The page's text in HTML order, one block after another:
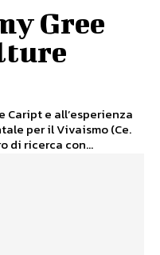
Gree
Caript e all’esperienza
per il Vivaismo (Ce.
di ricerca con...